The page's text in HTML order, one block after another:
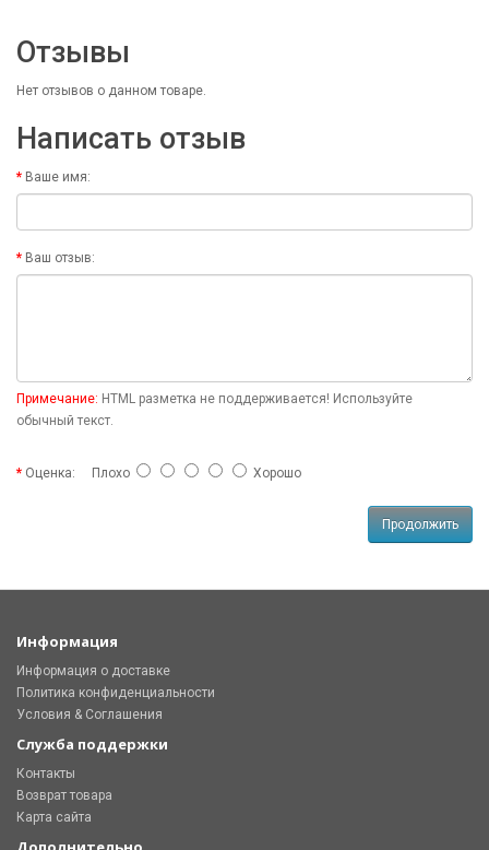
Отзывы
Нет отзывов о данном товаре.
Написать отзыв
Ваше имя:
Ваш отзыв:
Примечание: HTML разметка не поддерживается! Используйте
обычный текст.
Оценка: Плохо Хорошо
Продолжить
Информация
Информация о доставке
Политика конфиденциальности
Условия & Соглашения
Служба поддержки
Контакты
Возврат товара
Карта сайта